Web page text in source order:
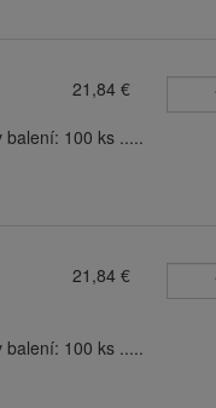
21,84 €
balení: 100 ks .....
21,84 €
balení: 100 ks .....